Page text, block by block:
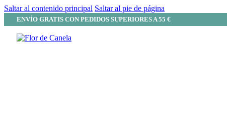
Saltar al contenido principal Saltar al pie de página
ENVÍO GRATIS CON PEDIDOS SUPERIORES A 55 €